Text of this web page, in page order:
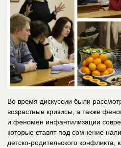
Во время дискуссии были
возрастные кризисы, а также
и феномен инфантилизации
которые ставят под сомнение
детско-родительского конфликта,